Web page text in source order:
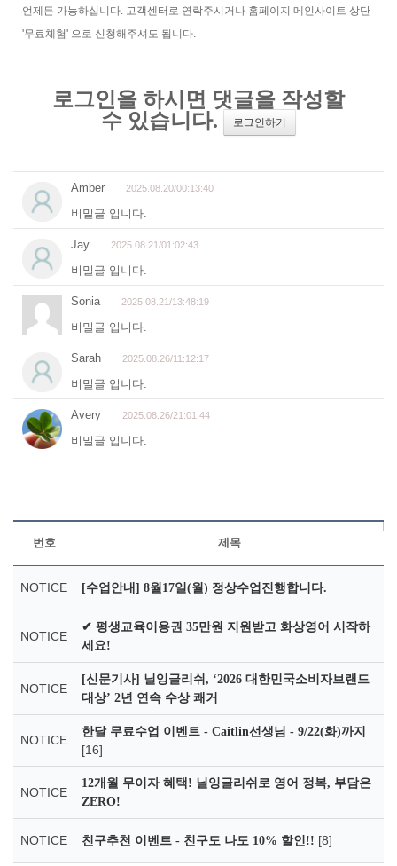
언제든 가능하십니다. 고객센터로 연락주시거나 홈페이지 메인사이트 상단
'무료체험' 으로 신청해주셔도 됩니다.